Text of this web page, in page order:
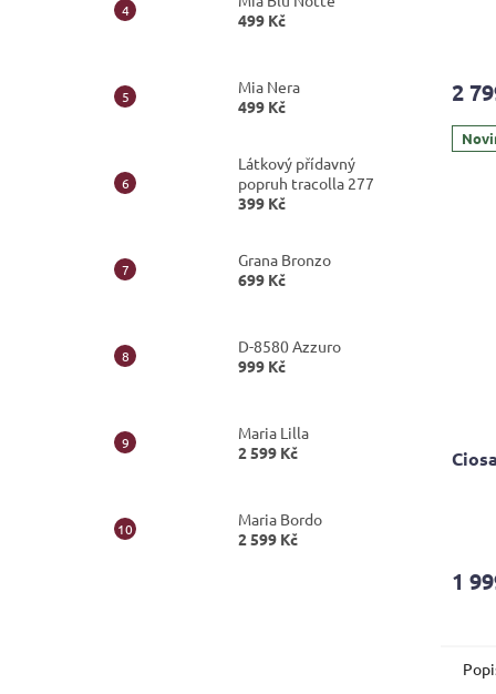
499 Kč
Mia Nera
499 Kč
Látkový přídavný
popruh tracolla 277
399 Kč
Grana Bronzo
699 Kč
D-8580 Azzuro
999 Kč
Maria Lilla
2 599 Kč
Maria Bordo
2 599 Kč
je
2
je1